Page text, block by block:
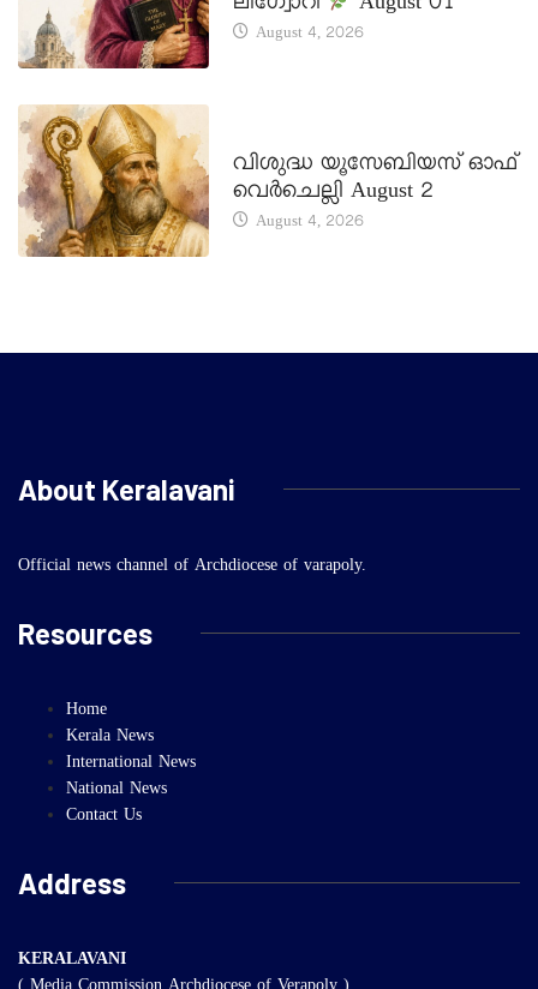
August 4, 2026
വിശുദ്ധ യൂസേബിയസ് ഓഫ്
വെർചെല്ലി August 2
August 4, 2026
About Keralavani
Official news channel of Archdiocese of varapoly.
Resources
Home
Kerala News
International News
National News
Contact Us
Address
KERALAVANI